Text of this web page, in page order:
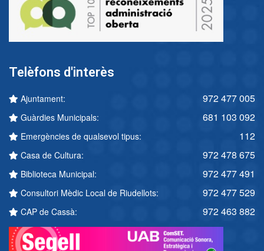
Telèfons d'interès
Ajuntament: 972 477 005
Guàrdies Municipals: 681 103 092
Emergències de qualsevol tipus: 112
Casa de Cultura: 972 478 675
Biblioteca Municipal: 972 477 491
Consultori Mèdic Local de Riudellots: 972 477 529
CAP de Cassà: 972 463 882